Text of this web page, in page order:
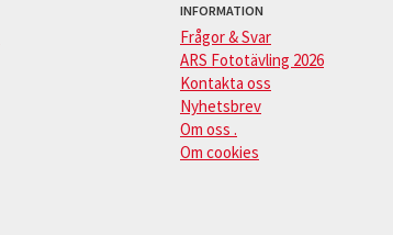
INFORMATION
Frågor & Svar
ARS Fototävling 2026
Kontakta oss
Nyhetsbrev
Om oss .
Om cookies